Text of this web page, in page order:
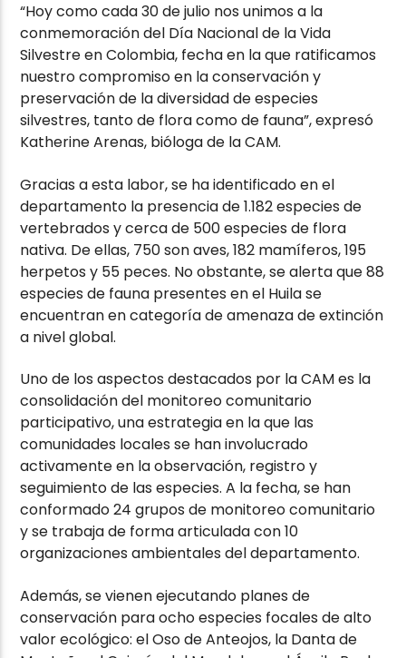
“Hoy como cada 30 de julio nos unimos a la
conmemoración del Día Nacional de la Vida
Silvestre en Colombia, fecha en la que ratificamos
nuestro compromiso en la conservación y
preservación de la diversidad de especies
silvestres, tanto de flora como de fauna”, expresó
Katherine Arenas, bióloga de la CAM.
Gracias a esta labor, se ha identificado en el
departamento la presencia de 1.182 especies de
vertebrados y cerca de 500 especies de flora
nativa. De ellas, 750 son aves, 182 mamíferos, 195
herpetos y 55 peces. No obstante, se alerta que 88
especies de fauna presentes en el Huila se
encuentran en categoría de amenaza de extinción
a nivel global.
Uno de los aspectos destacados por la CAM es la
consolidación del monitoreo comunitario
participativo, una estrategia en la que las
comunidades locales se han involucrado
activamente en la observación, registro y
seguimiento de las especies. A la fecha, se han
conformado 24 grupos de monitoreo comunitario
y se trabaja de forma articulada con 10
organizaciones ambientales del departamento.
Además, se vienen ejecutando planes de
conservación para ocho especies focales de alto
valor ecológico: el Oso de Anteojos, la Danta de